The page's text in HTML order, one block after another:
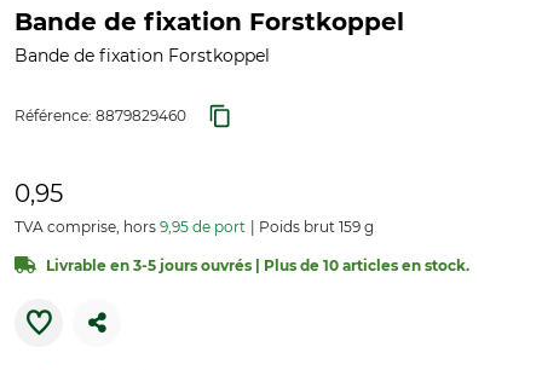
Bande de fixation Forstkoppel
Bande de fixation Forstkoppel
Référence: 8879829460
0,95
TVA comprise, hors 9,95 de port Poids brut 159 g
Livrable en 3-5 jours ouvrés | Plus de 10 articles en stock.